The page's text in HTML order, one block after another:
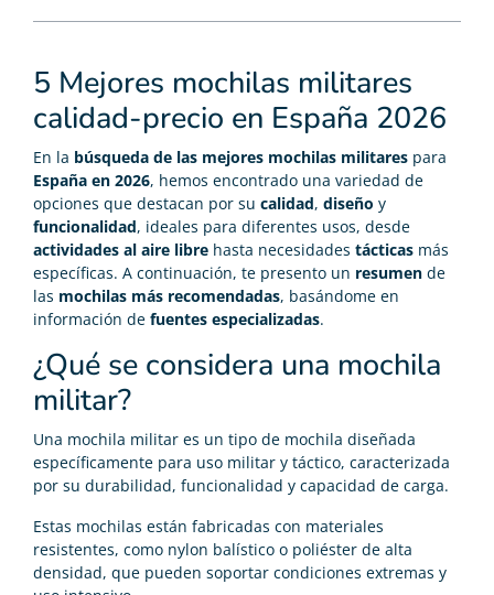
5 Mejores mochilas militares
calidad-precio en España 2026
En la búsqueda de las mejores mochilas militares para
España en 2026, hemos encontrado una variedad de
opciones que destacan por su calidad, diseño y
funcionalidad, ideales para diferentes usos, desde
actividades al aire libre hasta necesidades tácticas más
específicas. A continuación, te presento un resumen de
las mochilas más recomendadas, basándome en
información de fuentes especializadas.
¿Qué se considera una mochila
militar?
Una mochila militar es un tipo de mochila diseñada
específicamente para uso militar y táctico, caracterizada
por su durabilidad, funcionalidad y capacidad de carga.
Estas mochilas están fabricadas con materiales
resistentes, como nylon balístico o poliéster de alta
densidad, que pueden soportar condiciones extremas y